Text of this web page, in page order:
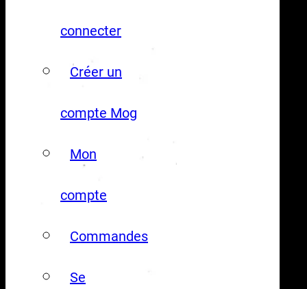
connecter
Créer un
compte Mog
Mon
compte
Commandes
Se